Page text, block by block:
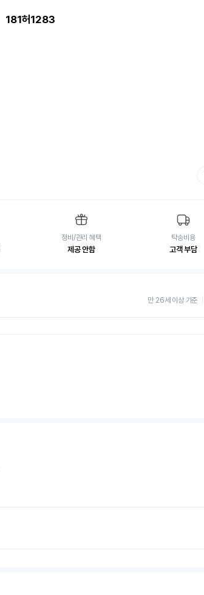
181허1283
정비/관리 혜택
제공 안함
탁송비용
고객 부담
만 26세 이상 기준